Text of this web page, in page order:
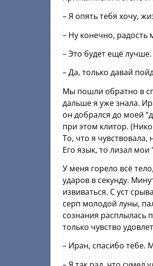
– Я опять тебя хочу,
– Ну конечно, радость
– Это будет ещё
– Да, только давай
Мы пошли обратно в
дальше я уже знала.
он добрался до моей
при этом клитор.
То, что я
Его язык, то лизал мои
У меня горело всё
ударов в секунду.
извиваться. С уст
серп молодой луны,
сознания расплылась
только чувство
– Иран, спасибо тебе.